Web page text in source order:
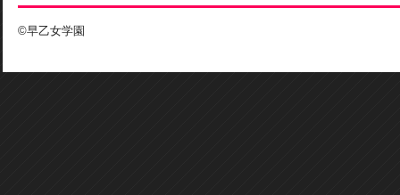
©早乙女学園